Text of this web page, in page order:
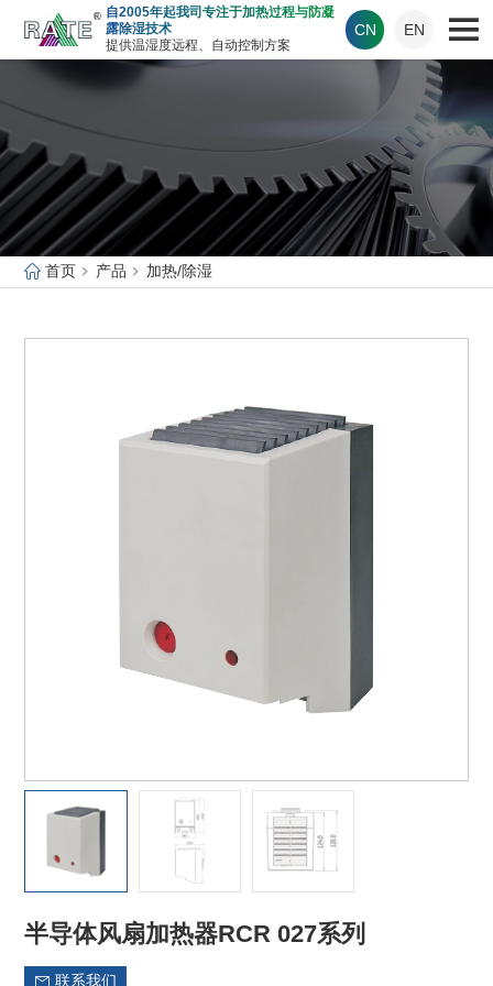
自2005年起我司专注于加热过程与防凝
露除湿技术
提供温湿度远程、自动控制方案
CN EN
首页 产品 加热/除湿
半导体风扇加热器RCR 027系列
联系我们